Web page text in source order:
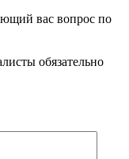
вас вопрос по
обязательно